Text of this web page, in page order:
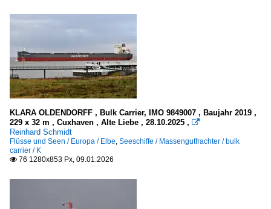
KLARA OLDENDORFF , Bulk Carrier, IMO 9849007 , Baujahr 2019 ,
229 x 32 m , Cuxhaven , Alte Liebe , 28.10.2025 , 
Reinhard Schmidt
Flüsse und Seen / Europa / Elbe, Seeschiffe / Massengutfrachter / bulk
carrier / K
 76 1280x853 Px, 09.01.2026